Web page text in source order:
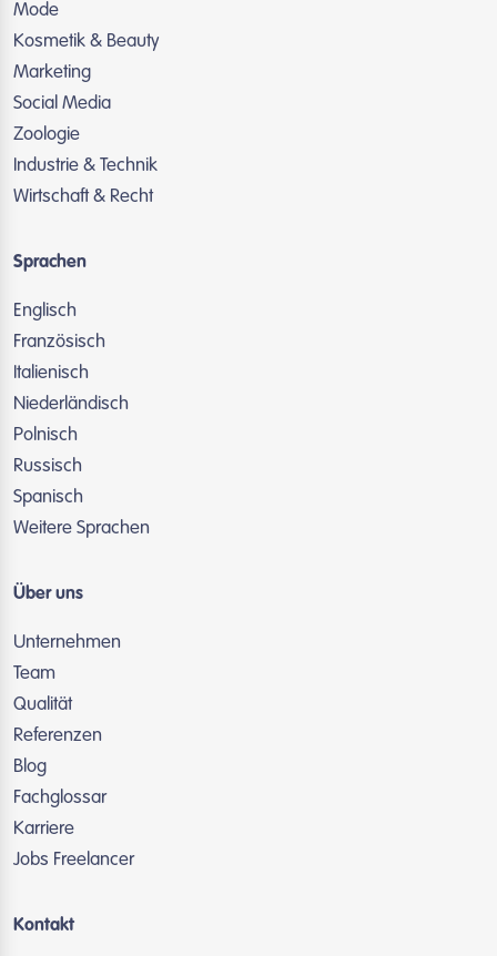
Mode
Kosmetik & Beauty
Marketing
Social Media
Zoologie
Industrie & Technik
Wirtschaft & Recht
Sprachen
Englisch
Französisch
Italienisch
Niederländisch
Polnisch
Russisch
Spanisch
Weitere Sprachen
Über uns
Unternehmen
Team
Qualität
Referenzen
Blog
Fachglossar
Karriere
Jobs Freelancer
Kontakt